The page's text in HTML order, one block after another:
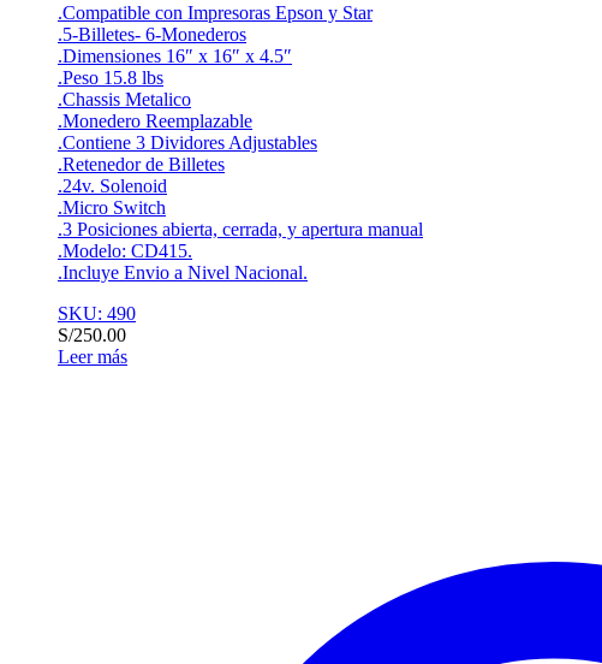
.Compatible con Impresoras Epson y Star
.5-Billetes- 6-Monederos
.Dimensiones 16″ x 16″ x 4.5″
.Peso 15.8 lbs
.Chassis Metalico
.Monedero Reemplazable
.Contiene 3 Dividores Adjustables
.Retenedor de Billetes
.24v. Solenoid
.Micro Switch
.3 Posiciones abierta, cerrada, y apertura manual
.Modelo: CD415.
.Incluye Envio a Nivel Nacional.
SKU: 490
S/250.00
Leer más